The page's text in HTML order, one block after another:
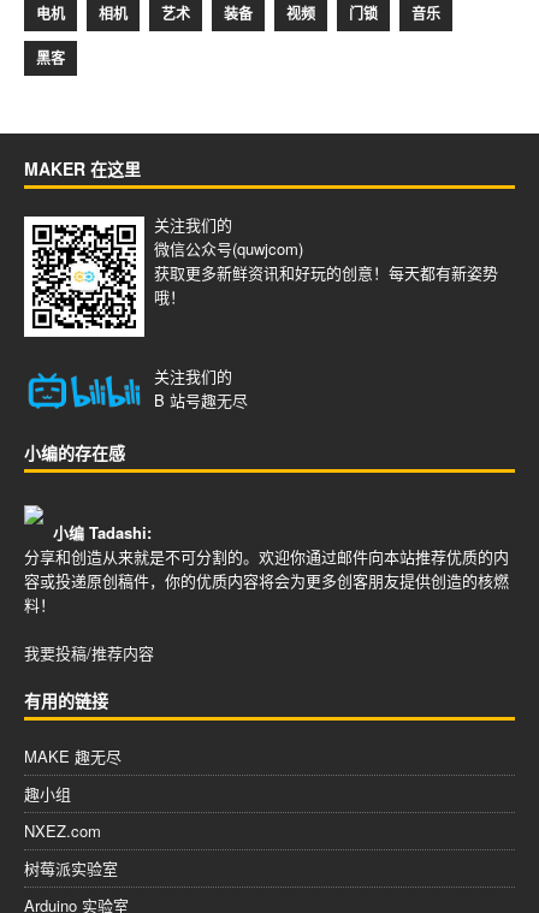
电机 相机 艺术 装备 视频 门锁 音乐
黑客
MAKER 在这里
关注我们的
微信公众号(quwjcom)
获取更多新鲜资讯和好玩的创意！每天都有新姿势
哦！
关注我们的
B 站号趣无尽
小编的存在感
小编 Tadashi:
分享和创造从来就是不可分割的。欢迎你通过邮件向本站推荐优质的内
容或投递原创稿件，你的优质内容将会为更多创客朋友提供创造的核燃
料！
我要投稿/推荐内容
有用的链接
MAKE 趣无尽
趣小组
NXEZ.com
树莓派实验室
Arduino 实验室